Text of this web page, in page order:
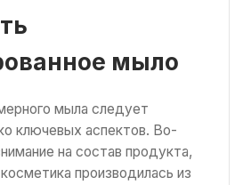
мыло
мыла следует
ключевых аспектов. Во-
на состав продукта,
производилась из